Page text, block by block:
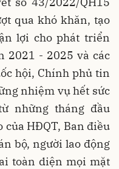
qua khó khăn, tạo
lợi cho phát triển
2021 - 2025 và các
hội, Chính phủ tin
nhiệm vụ hết sức
những tháng đầu
của HĐQT, Ban điều
bộ, người lao động
toàn diện mọi mặt